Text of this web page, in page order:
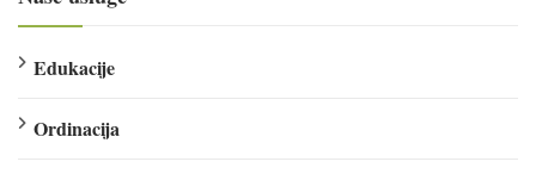
Edukacije
Ordinacija